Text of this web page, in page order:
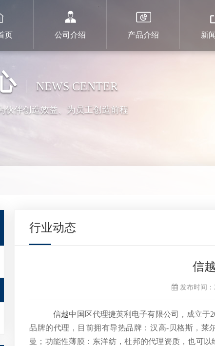
页 公司介绍 产品介绍 新
NEWS CENTER
伙伴创造效益、为员工创造前程
行业动态
信
发布时间：
信越中国区代理捷英利电子有限公司，成立于
品牌的代理，目前拥有导热品牌：汉高-贝格斯，莱
曼；功能性薄膜：东洋纺，杜邦的代理资质，也可